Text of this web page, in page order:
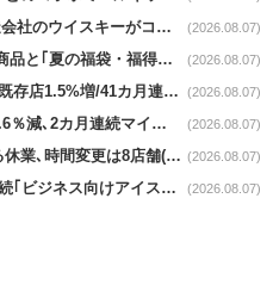
OICグループnews｜グループ酒造会社のウイスキーがコンペティション受賞 (2026.08.07)
PLANTnews｜お盆向けごちそう商品と｢夏の福袋・福得カート｣8/8から開催 (2026.08.07)
リテールパートナーズnews｜7月既存店1.5%増/41カ月連続増 (2026.08.07)
MrMax news｜7月既存店売上高1.6％減､2カ月連続マイナス (2026.08.07)
イオン九州news｜熊本地震による休業､時間変更は8店舗(8/7時点) (2026.08.07)
青山商事news｜6時間冷たさが持続｢ビジネス向けアイスベスト｣発売 (2026.08.07)